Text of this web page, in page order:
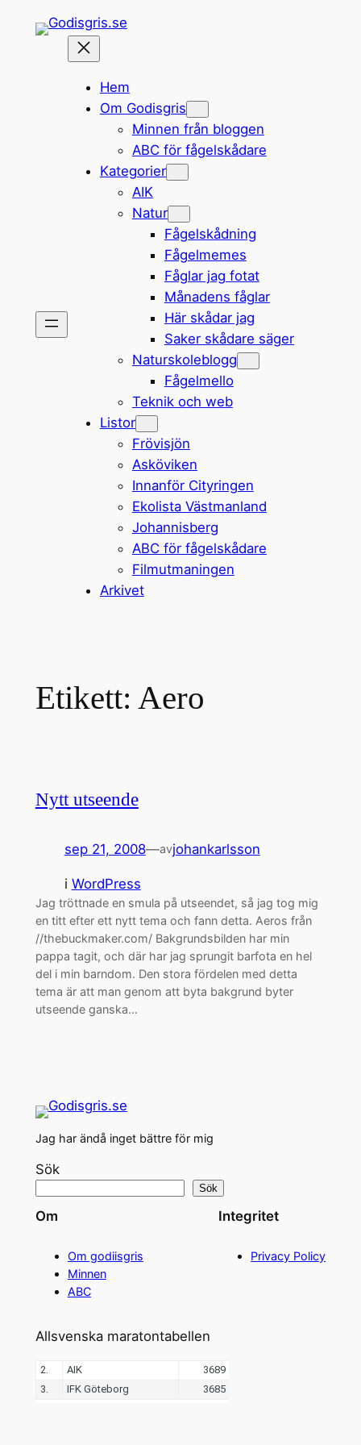
Hem
Om Godisgris
Minnen från bloggen
ABC för fågelskådare
Kategorier
AIK
Natur
Fågelskådning
Fågelmemes
Fåglar jag fotat
Månadens fåglar
Här skådar jag
Saker skådare säger
Naturskoleblogg
Fågelmello
Teknik och web
Listor
Frövisjön
Asköviken
Innanför Cityringen
Ekolista Västmanland
Johannisberg
ABC för fågelskådare
Filmutmaningen
Arkivet
Etikett: Aero
Nytt utseende
sep 21, 2008—avjohankarlsson
i WordPress
Jag tröttnade en smula på utseendet, så jag tog mig
en titt efter ett nytt tema och fann detta. Aeros från
//thebuckmaker.com/ Bakgrundsbilden har min
pappa tagit, och där har jag sprungit barfota en hel
del i min barndom. Den stora fördelen med detta
tema är att man genom att byta bakgrund byter
utseende ganska…
Jag har ändå inget bättre för mig
Sök
Sök
Om
Om godiisgris
Minnen
ABC
Integritet
Privacy Policy
Allsvenska maratontabellen